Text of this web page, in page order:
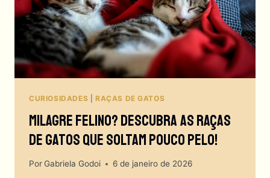
CURIOSIDADES RAÇAS DE GATOS
Milagre Felino? Descubra As Raças
De Gatos Que Soltam Pouco Pelo!
PorGabriela Godoi 6 de janeiro de 2026